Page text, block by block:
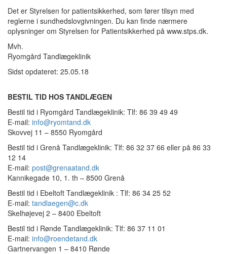
Det er Styrelsen for patientsikkerhed, som fører tilsyn med
reglerne i sundhedslovgivningen. Du kan finde nærmere
oplysninger om Styrelsen for Patientsikkerhed på www.stps.dk.
Mvh.
Ryomgård Tandlægeklinik
Sidst opdateret: 25.05.18
BESTIL TID HOS TANDLÆGEN
Bestil tid i Ryomgård Tandlægeklinik: Tlf: 86 39 49 49
E-mail: info@ryomtand.dk
Skovvej 11 – 8550 Ryomgård
Bestil tid i Grenå Tandlægeklinik: Tlf: 86 32 37 66 eller på 86 33
12 14
E-mail: post@grenaatand.dk
Kannikegade 10, 1. th – 8500 Grenå
Bestil tid i Ebeltoft Tandlægeklinik : Tlf: 86 34 25 52
E-mail: tandlaegen@c.dk
Skelhøjevej 2 – 8400 Ebeltoft
Bestil tid i Rønde Tandlægeklinik: Tlf: 86 37 11 01
E-mail: info@roendetand.dk
Gartnervangen 1 – 8410 Rønde